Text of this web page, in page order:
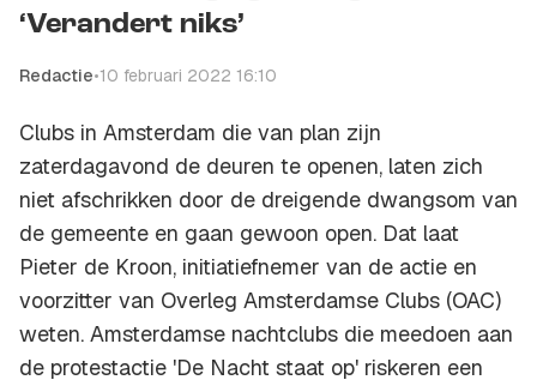
‘Verandert niks’
Redactie•10 februari 2022 16:10
Clubs in Amsterdam die van plan zijn
zaterdagavond de deuren te openen, laten zich
niet afschrikken door de dreigende dwangsom van
de gemeente en gaan gewoon open. Dat laat
Pieter de Kroon, initiatiefnemer van de actie en
voorzitter van Overleg Amsterdamse Clubs (OAC)
weten. Amsterdamse nachtclubs die meedoen aan
de protestactie 'De Nacht staat op' riskeren een